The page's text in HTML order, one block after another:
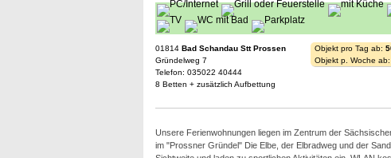
01814 Bad Schandau Stt Prossen
Gründelweg 7
Telefon: 035022 40444
8 Betten + zusätzlich Aufbettung
Objekt pro Tag ab:
Objekt p. Woche ab:
Unsere Ferienwohnungen liegen im Zentrum der
im "Prossner Gründel" Die Elbe, der Elbradweg und der